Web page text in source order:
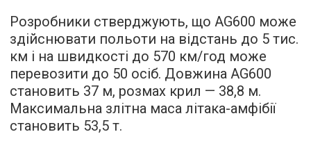
Розробники стверджують, що AG600 може
здійснювати польоти на відстань до 5 тис.
км і на швидкості до 570 км/год може
перевозити до 50 осіб. Довжина AG600
становить 37 м, розмах крил — 38,8 м.
Максимальна злітна маса літака-амфібії
становить 53,5 т.